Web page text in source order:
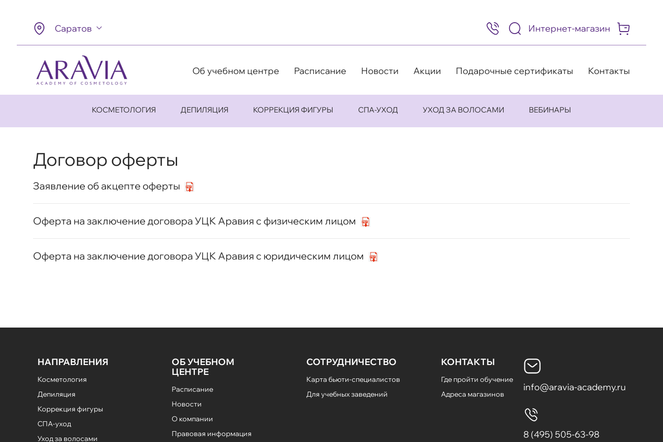
Саратов
8
(495)
505-
98
Интернет-магазин
Об учебном центре Расписание Новости Акции Подарочные сертификаты Контакты
КОСМЕТОЛОГИЯ ДЕПИЛЯЦИЯ КОРРЕКЦИЯ ФИГУРЫ СПА-УХОД УХОД ЗА ВОЛОСАМИ ВЕБИНАРЫ
Договор оферты
Заявление об акцепте оферты
Оферта на заключение договора УЦК Аравия с физическим лицом
Оферта на заключение договора УЦК Аравия с юридическим лицом
НАПРАВЛЕНИЯ
Косметология
Депиляция
Коррекция фигуры
СПА-уход
Уход за волосами
ОБ УЧЕБНОМ
ЦЕНТРЕ
Расписание
Новости
О компании
Правовая информация
СОТРУДНИЧЕСТВО
Карта бьюти-специалистов
Для учебных заведений
КОНТАКТЫ
Где пройти обучение
Адреса магазинов
info@aravia-academy.ru
8 (495) 505-63-98